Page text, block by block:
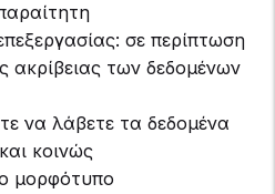
σε περίπτωση
ακρίβειας των δεδομένων
να λάβετε τα δεδομένα
κοινώς
μορφότυπο